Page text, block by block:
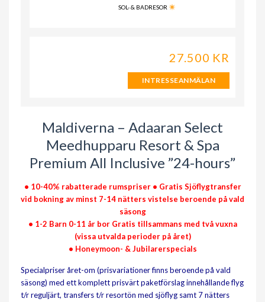
SOL- & BADRESOR
27.500 KR
INTRESSEANMÄLAN
Maldiverna – Adaaran Select
Meedhupparu Resort & Spa
Premium All Inclusive ”24-hours”
• 10-40% rabatterade rumspriser • Gratis Sjöflygtransfer
vid bokning av minst 7-14 nätters vistelse beroende på vald
säsong
• 1-2 Barn 0-11 år bor Gratis tillsammans med två vuxna
(vissa utvalda perioder på året)
• Honeymoon- & Jubilarerspecials
Specialpriser året-om (prisvariationer finns beroende på vald
säsong) med ett komplett prisvärt paketförslag innehållande flyg
t/r reguljärt, transfers t/r resortön med sjöflyg samt 7 nätters